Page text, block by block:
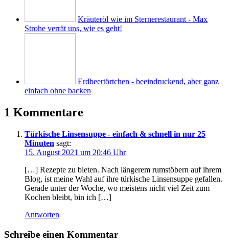
Kräuteröl wie im Sternerestaurant - Max
Strohe verrät uns, wie es geht!
Erdbeertörtchen - beeindruckend, aber ganz
einfach ohne backen
1 Kommentare
Türkische Linsensuppe - einfach & schnell in nur 25
Minuten sagt:
15. August 2021 um 20:46 Uhr
[…] Rezep­te zu bie­ten. Nach län­ge­rem rum­stö­bern auf ihrem
Blog, ist mei­ne Wahl auf ihre tür­ki­sche Lin­sen­sup­pe gefal­len.
Gera­de unter der Woche, wo meis­tens nicht viel Zeit zum
Kochen bleibt, bin ich […]
Antworten
Schreibe einen Kommentar